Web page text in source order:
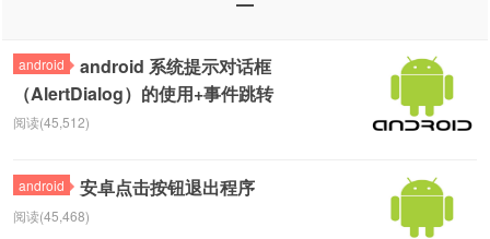
android
android 系统提示对话框
（AlertDialog）的使用+事件跳转
阅读(45,512)
android 安卓点击按钮退出程序
阅读(45,468)